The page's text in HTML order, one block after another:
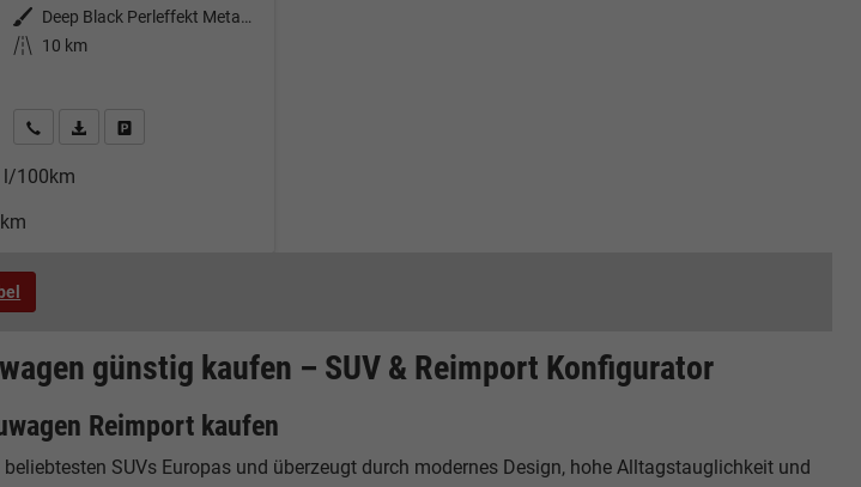
Außenfarbe
Deep Black Perleffekt Metallic
Kilometerstand
10 km
Kontakt & Angebot anfordern
PDF-Datei, Fahrzeugexposé drucken
l/100km
günstig kaufen – SUV & Reimport Konfigurator
Reimport kaufen
SUVs Europas und überzeugt durch modernes Design, hohe Alltagstauglichkeit und